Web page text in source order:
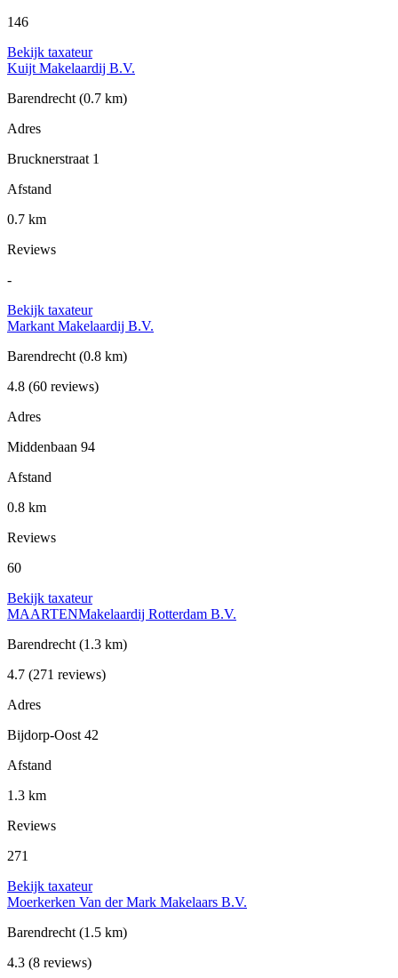
146
Bekijk taxateur
Kuijt Makelaardij B.V.
Barendrecht (0.7 km)
Adres
Brucknerstraat 1
Afstand
0.7 km
Reviews
-
Bekijk taxateur
Markant Makelaardij B.V.
Barendrecht (0.8 km)
4.8 (60 reviews)
Adres
Middenbaan 94
Afstand
0.8 km
Reviews
60
Bekijk taxateur
MAARTENMakelaardij Rotterdam B.V.
Barendrecht (1.3 km)
4.7 (271 reviews)
Adres
Bijdorp-Oost 42
Afstand
1.3 km
Reviews
271
Bekijk taxateur
Moerkerken Van der Mark Makelaars B.V.
Barendrecht (1.5 km)
4.3 (8 reviews)